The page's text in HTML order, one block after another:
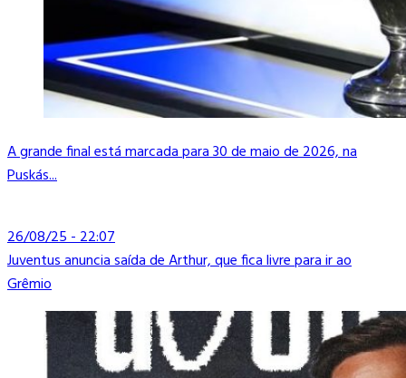
A grande final está marcada para 30 de maio de 2026, na
Puskás...
26/08/25 - 22:07
Juventus anuncia saída de Arthur, que fica livre para ir ao
Grêmio